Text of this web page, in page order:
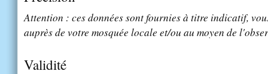
Attention : ces données sont fournies à titre indicatif,
auprès de votre mosquée locale et/ou au moyen de
Validité